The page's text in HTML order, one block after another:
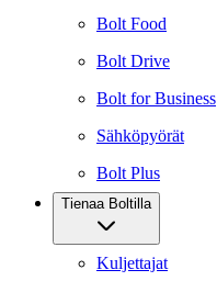
Bolt Food
Bolt Drive
Bolt for Business
Sähköpyörät
Bolt Plus
Tienaa Boltilla
Kuljettajat